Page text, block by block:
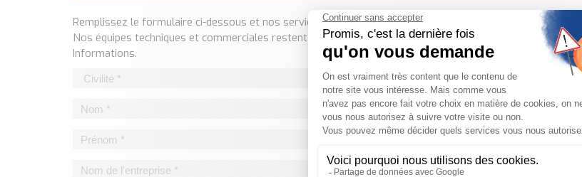
Remplissez le formulaire ci-dessous et nos services vous recontacterons pour organiser votre commande.
Nos équipes techniques et commerciales restent à votre disposition pour toutes demandes de Devis et
Informations.